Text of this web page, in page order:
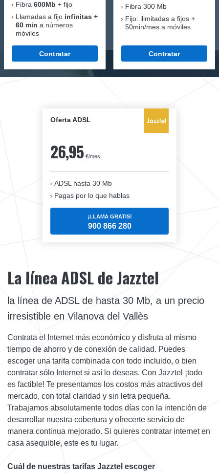
Fibra 600Mb + fijo
Llamadas a fijo infinitas +
60 min a números
móviles
Contratar
Fibra 300 Mb
Fijo: ilimitadas a fijos +
50min/mes a móviles
Contratar
Oferta ADSL
26,95 €/mes
ADSL hasta 30 Mb
Pagas por lo que hablas
¡LLAMA GRATIS!
900 866 280
La línea ADSL de Jazztel
la línea de ADSL de hasta 30 Mb, a un precio
irresistible en Vilanova del Vallès
Contrata el Internet más económico y disfruta al mismo
tiempo de ahorro y de conexión de calidad. Puedes
escoger una tarifa combinada con todo incluido, o bien
contratar sólo Internet si así lo deseas. Con Jazztel ¡todo
es factible! Te presentamos los costos más atractivos del
mercado, con total claridad y sin letra pequeña.
Trabajamos absolutamente todos días con la intención de
desarrollar nuestra cobertura y ofrecerte servicio de
manera continua mejorado. Si quieres contratar internet en
casa asequible, este es tu lugar.
Cuál de nuestras tarifas Jazztel escoger